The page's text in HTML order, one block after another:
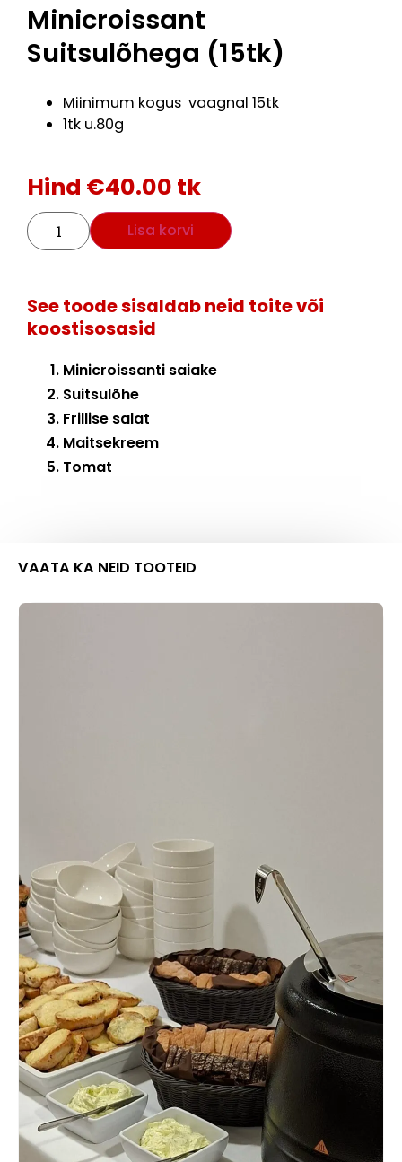
Minicroissant
Suitsulõhega (15tk)
Miinimum kogus vaagnal 15tk
1tk u.80g
Hind €40.00 tk
Lisa korvi
See toode sisaldab neid toite või
koostisosasid
Minicroissanti saiake
Suitsulõhe
Frillise salat
Maitsekreem
Tomat
VAATA KA NEID TOOTEID